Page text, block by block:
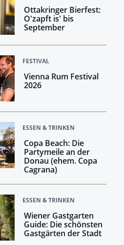
Ottakringer Bierfest:
O'zapft is' bis
September
FESTIVAL
Vienna Rum Festival
2026
ESSEN & TRINKEN
Copa Beach: Die
Partymeile an der
Donau (ehem. Copa
Cagrana)
ESSEN & TRINKEN
Wiener Gastgarten
Guide: Die schönsten
Gastgärten der Stadt